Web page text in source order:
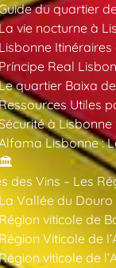
du quartier
vie nocturne à
Lisbonne Itinéraires
Real
quartier Baixa
Utiles
à
Lisbonne :
🏛️
des Vins – Les
La Vallée du Douro
Région viticole de
Viticole de
viticole de